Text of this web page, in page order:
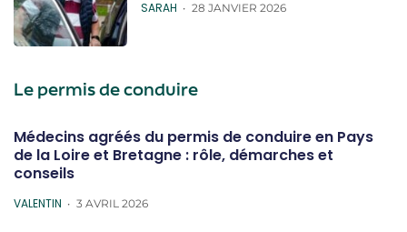
POSTED
SARAH 28 JANVIER 2026
Le permis de conduire
Médecins agréés du permis de conduire en Pays
de la Loire et Bretagne : rôle, démarches et
conseils
POSTED
VALENTIN 3 AVRIL 2026